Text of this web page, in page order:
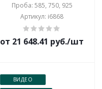
Проба: 585, 750, 925
Артикул: i6868
от 21 648.41 руб./шт
ВИДЕО